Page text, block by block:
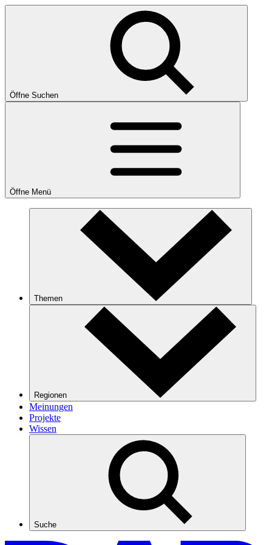
Öffne Suchen
Öffne Menü
Themen
Regionen
Meinungen
Projekte
Wissen
Suche